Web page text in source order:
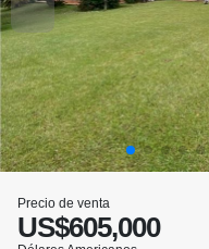
Precio de venta
US$605,000